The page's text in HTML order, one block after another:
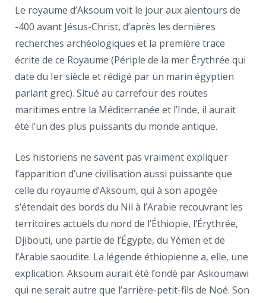
Le royaume d’Aksoum voit le jour aux alentours de
-400 avant Jésus-Christ, d’après les dernières
recherches archéologiques et la première trace
écrite de ce Royaume (Périple de la mer Érythrée qui
date du Ier siècle et rédigé par un marin égyptien
parlant grec). Situé au carrefour des routes
maritimes entre la Méditerranée et l’Inde, il aurait
été l’un des plus puissants du monde antique.
Les historiens ne savent pas vraiment expliquer
l’apparition d’une civilisation aussi puissante que
celle du royaume d’Aksoum, qui à son apogée
s’étendait des bords du Nil à l’Arabie recouvrant les
territoires actuels du nord de l’Éthiopie, l’Érythrée,
Djibouti, une partie de l’Égypte, du Yémen et de
l’Arabie saoudite. La légende éthiopienne a, elle, une
explication. Aksoum aurait été fondé par Askoumawi
qui ne serait autre que l’arrière-petit-fils de Noé. Son